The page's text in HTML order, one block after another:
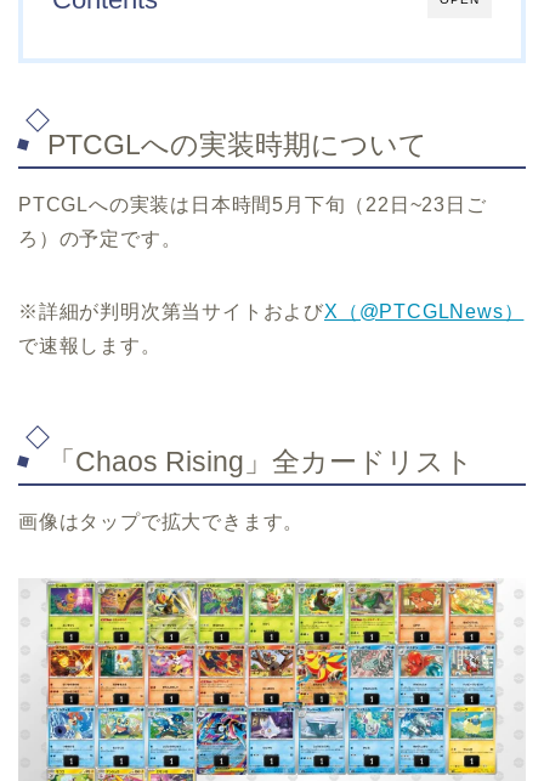
PTCGLへの実装時期について
PTCGLへの実装は日本時間5月下旬（22日~23日ご
ろ）の予定です。
※詳細が判明次第当サイトおよびX（@PTCGLNews）
で速報します。
「Chaos Rising」全カードリスト
画像はタップで拡大できます。